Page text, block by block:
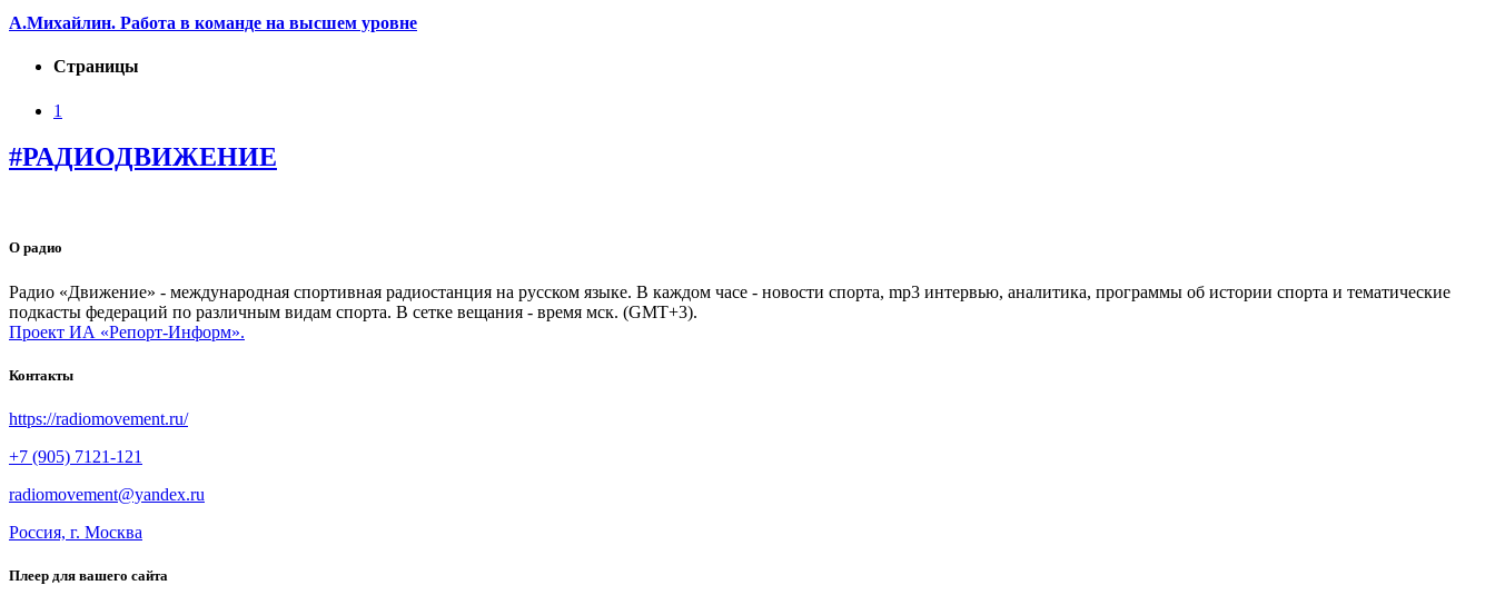
А.Михайлин. Работа в команде на высшем уровне
Страницы
1
#РАДИОДВИЖЕНИЕ
О радио
Радио «Движение» - международная спортивная радиостанция на русском языке. В каждом часе - новости спорта, mp3 интервью, аналитика, программы об истории спорта и тематические
подкасты федераций по различным видам спорта. В сетке вещания - время мск. (GMT+3).
Проект ИА «Репорт-Информ».
Контакты
https://radiomovement.ru/
+7 (905) 7121-121
radiomovement@yandex.ru
Россия, г. Москва
Плеер для вашего сайта